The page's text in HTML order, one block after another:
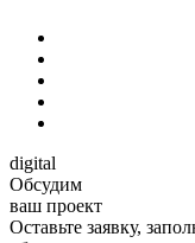
digital
Обсудим
ваш проект
Оставьте заявку,